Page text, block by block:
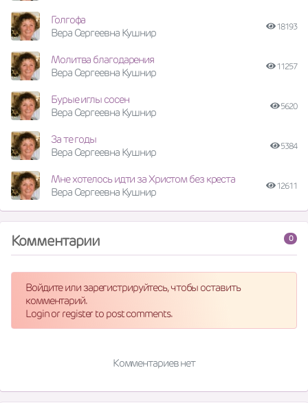
Голгофа
Вера Сергеевна Кушнир
18193
Молитва благодарения
Вера Сергеевна Кушнир
11257
Бурые иглы сосен
Вера Сергеевна Кушнир
5620
За те годы
Вера Сергеевна Кушнир
5384
Мне хотелось идти за Христом без креста
Вера Сергеевна Кушнир
12611
0
Комментарии
Войдите или зарегистрируйтесь, чтобы оставить
комментарий.
Login or register to post comments.
Комментариев нет